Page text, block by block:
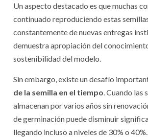
Un aspecto destacado es que muchas
continuado reproduciendo estas
constantemente de nuevas entregas
demuestra apropiación del
sostenibilidad del modelo.
Sin embargo, existe un desafío
de la semilla en el tiempo . Cuando las
almacenan por varios años sin
de germinación puede disminuir
llegando incluso a niveles de 30% o